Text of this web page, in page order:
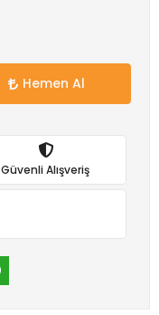
Hemen Al
Güvenli Alışveriş